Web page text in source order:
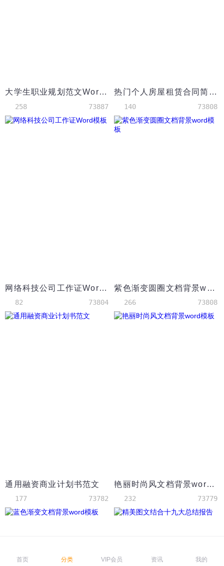
大学生职业规划范文Word模板
258 73887
热门个人房屋租赁合同简单版范本
140 73808
网络科技公司工作证Word模板
82 73804
紫色渐变圆圈文档背景word模板
266 73808
通用融资商业计划书范文
177 73782
艳丽时尚风文档背景word模板
232 73779
首页 分类 VIP会员 资讯 我的